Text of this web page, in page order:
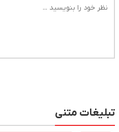
تبلیغات متنی